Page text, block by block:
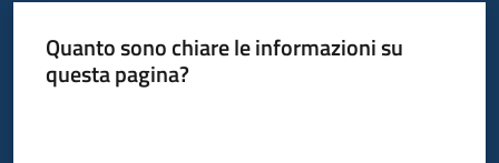
Quanto sono chiare le informazioni su
questa pagina?